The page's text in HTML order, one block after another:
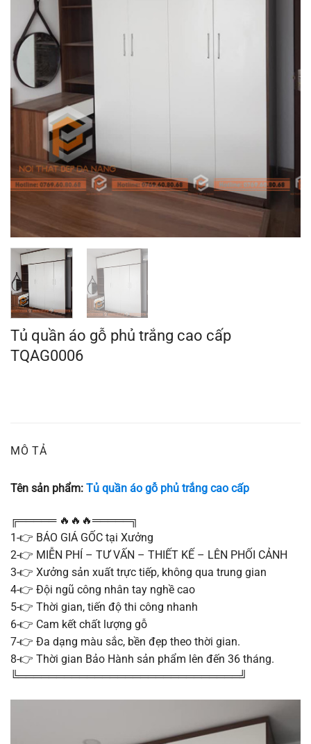
Tủ quần áo gỗ phủ trắng cao cấp
TQAG0006
MÔ TẢ
Tên sản phẩm: Tủ quần áo gỗ phủ trắng cao cấp
╔═════ 🔥🔥🔥═════╗
1-👉 BÁO GIÁ GỐC tại Xưởng
2-👉 MIỄN PHÍ – TƯ VẤN – THIẾT KẾ – LÊN PHỐI CẢNH
3-👉 Xưởng sản xuất trực tiếp, không qua trung gian
4-👉 Đội ngũ công nhân tay nghề cao
5-👉 Thời gian, tiến độ thi công nhanh
6-👉 Cam kết chất lượng gỗ
7-👉 Đa dạng màu sắc, bền đẹp theo thời gian.
8-👉 Thời gian Bảo Hành sản phẩm lên đến 36 tháng.
╚═════════════════════════════╝